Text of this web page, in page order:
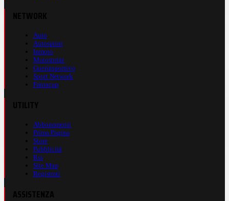
Auto
Autosprint
Inmoto
Motosprint
Guerinsportivo
Sport Network
Fantacup
Abbonamenti
Prima Pagina
Store
Pubblicità
Rss
Site Map
Registrati